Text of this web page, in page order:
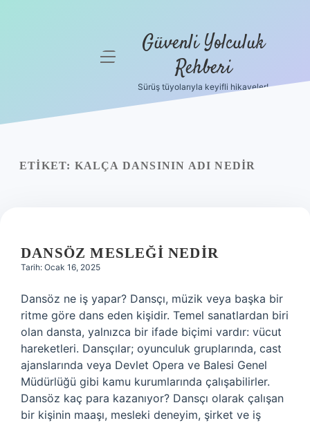
menüyü Güvenli Yolculuk
Rehberi
Sürüş tüyolarıyla keyifli hikayeler!
ETIKET: KALÇA DANSININ ADI NEDIR
DANSÖZ MESLEĞI NEDIR
Tarih: Ocak 16, 2025
Dansöz ne iş yapar? Dansçı, müzik veya başka bir
ritme göre dans eden kişidir. Temel sanatlardan biri
olan dansta, yalnızca bir ifade biçimi vardır: vücut
hareketleri. Dansçılar; oyunculuk gruplarında, cast
ajanslarında veya Devlet Opera ve Balesi Genel
Müdürlüğü gibi kamu kurumlarında çalışabilirler.
Dansöz kaç para kazanıyor? Dansçı olarak çalışan
bir kişinin maaşı, mesleki deneyim, şirket ve iş